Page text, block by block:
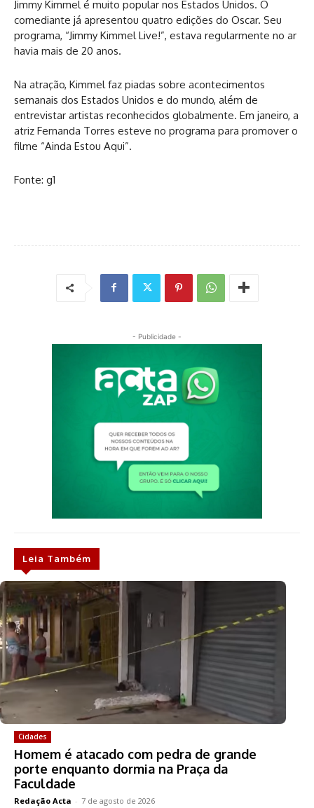
Jimmy Kimmel é muito popular nos Estados Unidos. O
comediante já apresentou quatro edições do Oscar. Seu
programa, “Jimmy Kimmel Live!”, estava regularmente no ar
havia mais de 20 anos.
Na atração, Kimmel faz piadas sobre acontecimentos
semanais dos Estados Unidos e do mundo, além de
entrevistar artistas reconhecidos globalmente. Em janeiro, a
atriz Fernanda Torres esteve no programa para promover o
filme “Ainda Estou Aqui”.
Fonte: g1
- Publicidade -
Leia Também
Cidades
Homem é atacado com pedra de grande
porte enquanto dormia na Praça da
Faculdade
Redação Acta - 7 de agosto de 2026